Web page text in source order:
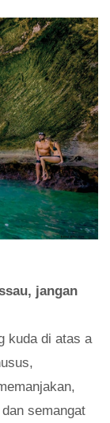
jangan
kuda di atas a
semangat